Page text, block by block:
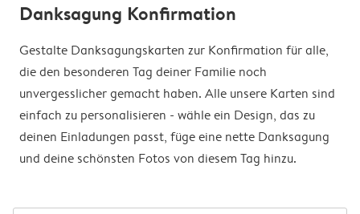
Danksagung Konfirmation
Gestalte Danksagungskarten zur Konfirmation für alle,
die den besonderen Tag deiner Familie noch
unvergesslicher gemacht haben. Alle unsere Karten sind
einfach zu personalisieren - wähle ein Design, das zu
deinen Einladungen passt, füge eine nette Danksagung
und deine schönsten Fotos von diesem Tag hinzu.